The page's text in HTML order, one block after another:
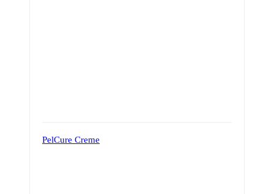
PelCure Creme